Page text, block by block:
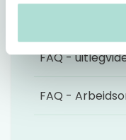
FAQ -
FAQ -
FAQ -